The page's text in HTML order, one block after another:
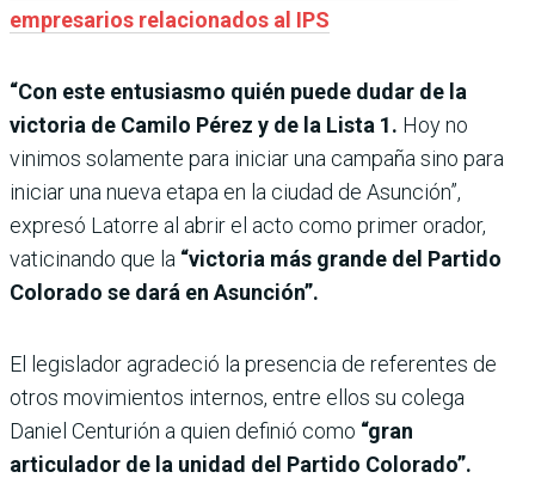
empresarios relacionados al IPS
“Con este entusiasmo quién puede dudar de la
victoria de Camilo Pérez y de la Lista 1. Hoy no
vinimos solamente para iniciar una campaña sino para
iniciar una nueva etapa en la ciudad de Asunción”,
expresó Latorre al abrir el acto como primer orador,
vaticinando que la “victoria más grande del Partido
Colorado se dará en Asunción”.
El legislador agradeció la presencia de referentes de
otros movimientos internos, entre ellos su colega
Daniel Centurión a quien definió como “gran
articulador de la unidad del Partido Colorado”.